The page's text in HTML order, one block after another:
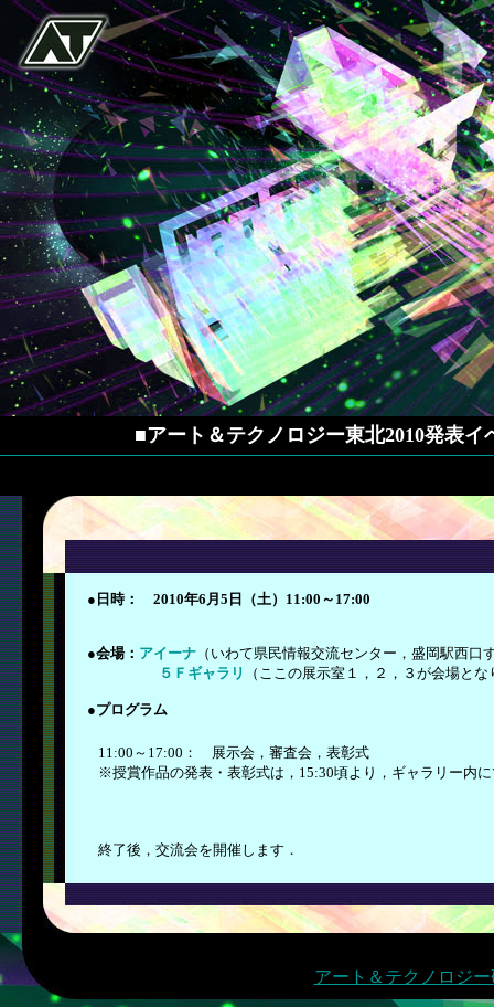
■アート＆テクノロジー東北2010発表
●日時： 2010年6月5日（土）11:00～17:00
●会場： アイーナ（いわて県民情報交流センター，盛岡駅西口
５Ｆギャラリ
（ここの展示室１，２，３が会場とな
●プログラム
11:00～17:00： 展示会，審査会，表彰式
※授賞作品の発表・表彰式は，15:30頃より，ギャラリー内
終了後，交流会を開催します．
アート＆テクノロジ